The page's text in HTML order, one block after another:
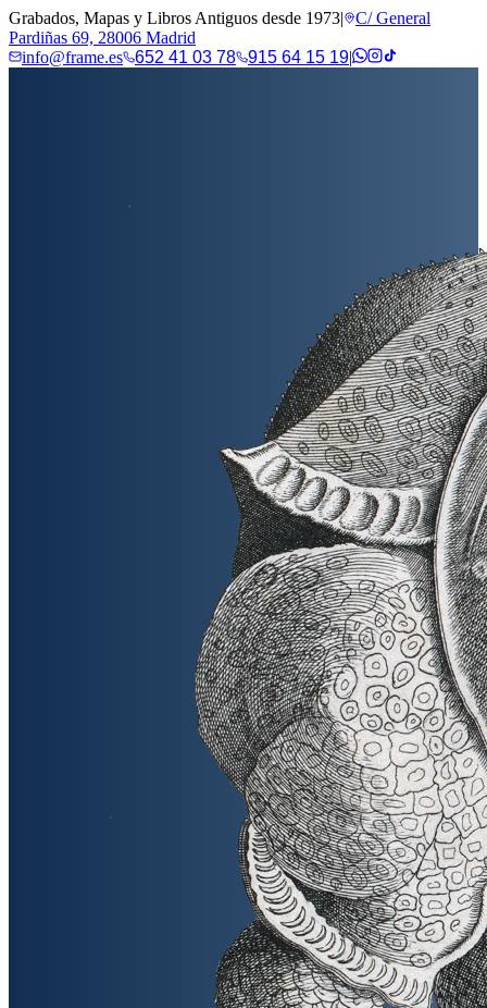
Grabados, Mapas y Libros Antiguos desde 1973|
C/ General
Pardiñas 69, 28006 Madrid
info@frame.es
652 41 03 78 915 64 15 19|